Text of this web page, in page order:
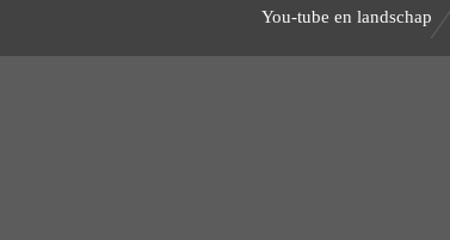
You-tube en landschap